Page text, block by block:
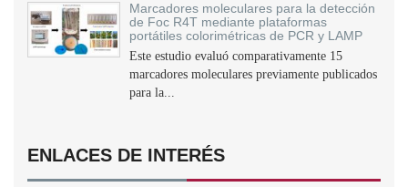
Marcadores moleculares para la detección
de Foc R4T mediante plataformas
portátiles colorimétricas de PCR y LAMP
Este estudio evaluó comparativamente 15
marcadores moleculares previamente publicados
para la...
ENLACES DE INTERÉS